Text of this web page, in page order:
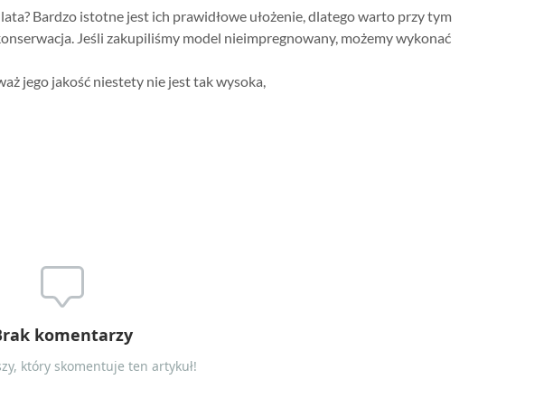
Bardzo istotne jest ich prawidłowe ułożenie, dlatego warto przy tym
Jeśli zakupiliśmy model nieimpregnowany, możemy wykonać
jego jakość niestety nie jest tak wysoka,
komentarzy
który skomentuje ten artykuł!